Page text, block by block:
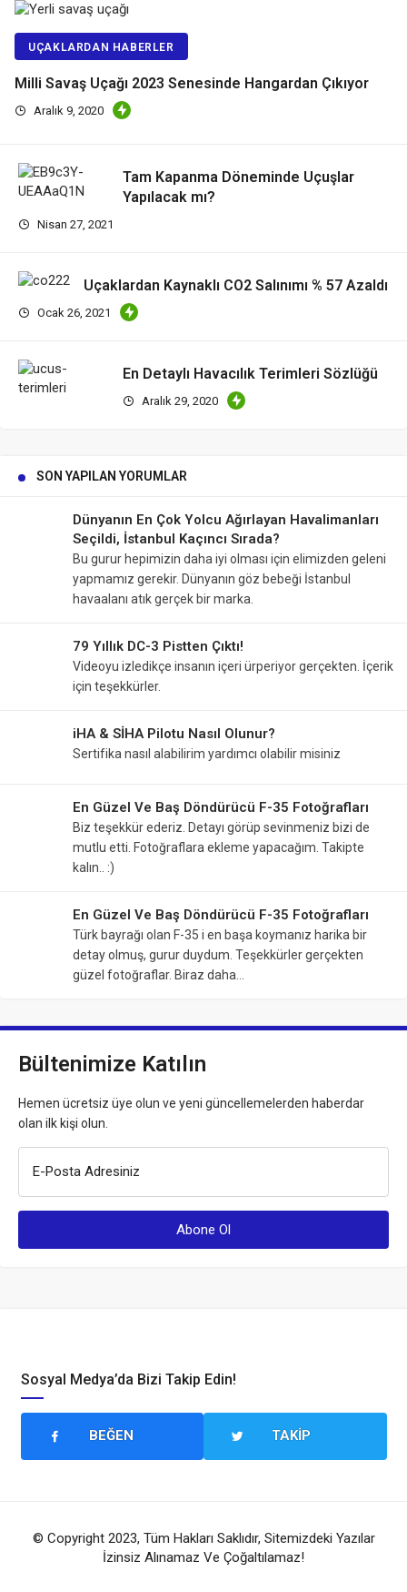
UÇAKLARDAN HABERLER
Milli Savaş Uçağı 2023 Senesinde Hangardan Çıkıyor
Aralık 9, 2020
Tam Kapanma Döneminde Uçuşlar
Yapılacak mı?
Nisan 27, 2021
Uçaklardan Kaynaklı CO2 Salınımı % 57 Azaldı
Ocak 26, 2021
En Detaylı Havacılık Terimleri Sözlüğü
Aralık 29, 2020
SON YAPILAN YORUMLAR
Dünyanın En Çok Yolcu Ağırlayan Havalimanları
Seçildi, İstanbul Kaçıncı Sırada?
Bu gurur hepimizin daha iyi olması için elimizden geleni
yapmamız gerekir. Dünyanın göz bebeği İstanbul
havaalanı atık gerçek bir marka.
79 Yıllık DC-3 Pistten Çıktı!
Videoyu izledikçe insanın içeri ürperiyor gerçekten. İçerik
için teşekkürler.
iHA & SİHA Pilotu Nasıl Olunur?
Sertifika nasıl alabilirim yardımcı olabilir misiniz
En Güzel Ve Baş Döndürücü F-35 Fotoğrafları
Biz teşekkür ederiz. Detayı görüp sevinmeniz bizi de
mutlu etti. Fotoğraflara ekleme yapacağım. Takipte
kalın.. :)
En Güzel Ve Baş Döndürücü F-35 Fotoğrafları
Türk bayrağı olan F-35 i en başa koymanız harika bir
detay olmuş, gurur duydum. Teşekkürler gerçekten
güzel fotoğraflar. Biraz daha…
Bültenimize Katılın
Hemen ücretsiz üye olun ve yeni güncellemelerden haberdar
olan ilk kişi olun.
E-Posta Adresiniz
Sosyal Medya’da Bizi Takip Edin!
BEĞEN TAKIP
© Copyright 2023, Tüm Hakları Saklıdır, Sitemizdeki Yazılar
İzinsiz Alınamaz Ve Çoğaltılamaz!